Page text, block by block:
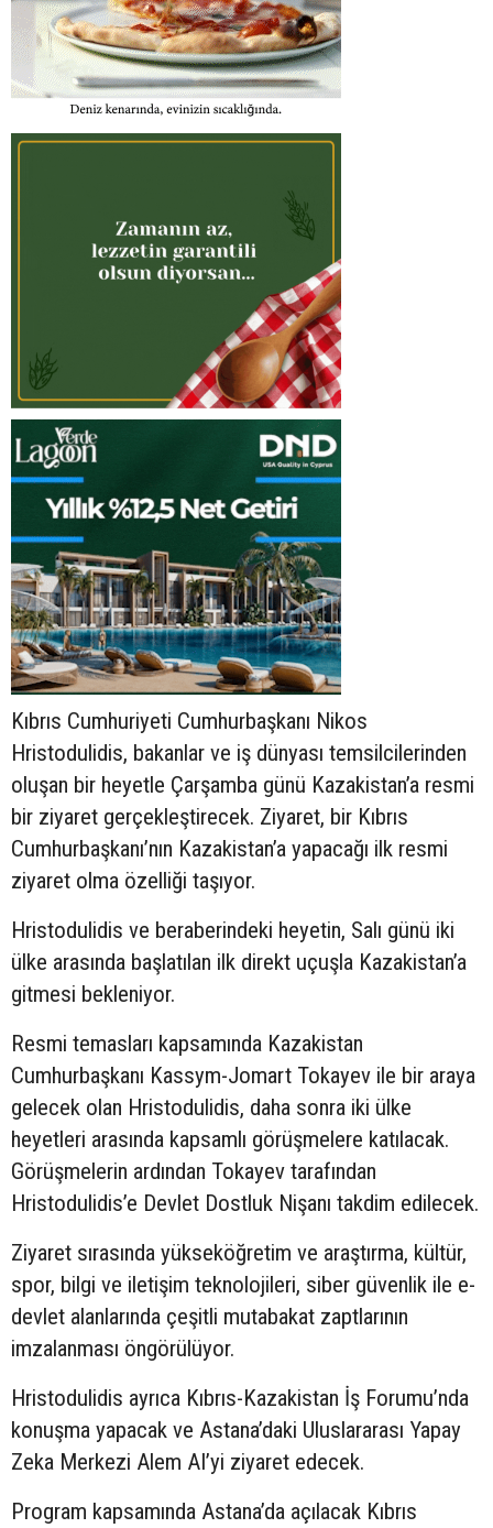
Kıbrıs Cumhuriyeti Cumhurbaşkanı Nikos
Hristodulidis, bakanlar ve iş dünyası temsilcilerinden
oluşan bir heyetle Çarşamba günü Kazakistan’a resmi
bir ziyaret gerçekleştirecek. Ziyaret, bir Kıbrıs
Cumhurbaşkanı’nın Kazakistan’a yapacağı ilk resmi
ziyaret olma özelliği taşıyor.
Hristodulidis ve beraberindeki heyetin, Salı günü iki
ülke arasında başlatılan ilk direkt uçuşla Kazakistan’a
gitmesi bekleniyor.
Resmi temasları kapsamında Kazakistan
Cumhurbaşkanı Kassym-Jomart Tokayev ile bir araya
gelecek olan Hristodulidis, daha sonra iki ülke
heyetleri arasında kapsamlı görüşmelere katılacak.
Görüşmelerin ardından Tokayev tarafından
Hristodulidis’e Devlet Dostluk Nişanı takdim edilecek.
Ziyaret sırasında yükseköğretim ve araştırma, kültür,
spor, bilgi ve iletişim teknolojileri, siber güvenlik ile e-
devlet alanlarında çeşitli mutabakat zaptlarının
imzalanması öngörülüyor.
Hristodulidis ayrıca Kıbrıs-Kazakistan İş Forumu’nda
konuşma yapacak ve Astana’daki Uluslararası Yapay
Zeka Merkezi Alem AI’yi ziyaret edecek.
Program kapsamında Astana’da açılacak Kıbrıs